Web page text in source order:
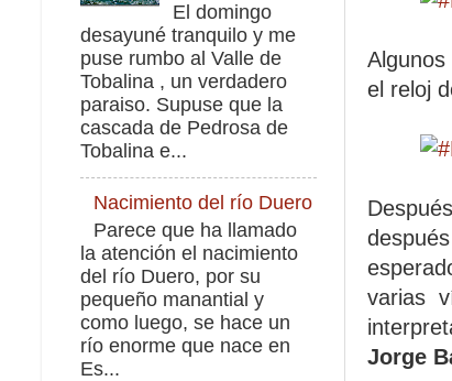
el reloj
varias
Jorge
El domingo
desayuné tranquilo y me
puse rumbo al Valle de
Tobalina , un verdadero
paraiso. Supuse que la
cascada de Pedrosa de
Tobalina e...
Nacimiento del río Duero
Parece que ha llamado
la atención el nacimiento
del río Duero, por su
pequeño manantial y
como luego, se hace un
río enorme que nace en
Es...